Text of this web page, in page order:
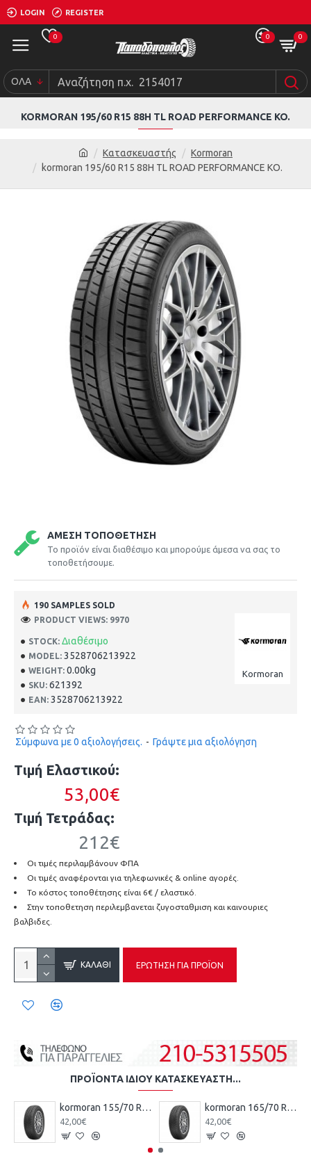
LOGIN REGISTER
0 0 0
ΟΛΑ
Κατασκευαστής
Kormoran
kormoran 195/60 R15 88H TL ROAD PERFORMANCE KO.
KORMORAN 195/60 R15 88H TL ROAD PERFORMANCE KO.
ΆΜΕΣΗ ΤΟΠΟΘΈΤΗΣΗ
Το προϊόν είναι διαθέσιμο και μπορούμε άμεσα να σας το
τοποθετήσουμε.
STOCK: Διαθέσιμο
MODEL: 3528706213922
WEIGHT: 0.00kg
SKU: 621392
EAN: 3528706213922
Kormoran
190 SAMPLES SOLD
PRODUCT VIEWS: 9970
Σύμφωνα με 0 αξιολογήσεις. - Γράψτε μια αξιολόγηση
Τιμή Ελαστικού:
53,00€
Τιμή Τετράδας:
212€
Οι τιμές περιλαμβάνουν ΦΠΑ
Οι τιμές αναφέρονται για τηλεφωνικές & online αγορές.
Το κόστος τοποθέτησης είναι 6€ / ελαστικό.
Στην τοποθετηση περιλεμβανεται ζυγοσταθμιση και καινουριες
βαλβιδες.
ΚΑΛΆΘΙ ΕΡΏΤΗΣΗ ΓΙΑ ΠΡΟΪΌΝ
ΠΡΟΪΌΝΤΑ ΊΔΙΟΥ ΚΑΤΑΣΚΕΥΑΣΤΉ...
kormoran 155/70 R13 75T TL ROAD KO
42,00€
kormoran 165/70 R13 79T TL ROAD KO
42,00€